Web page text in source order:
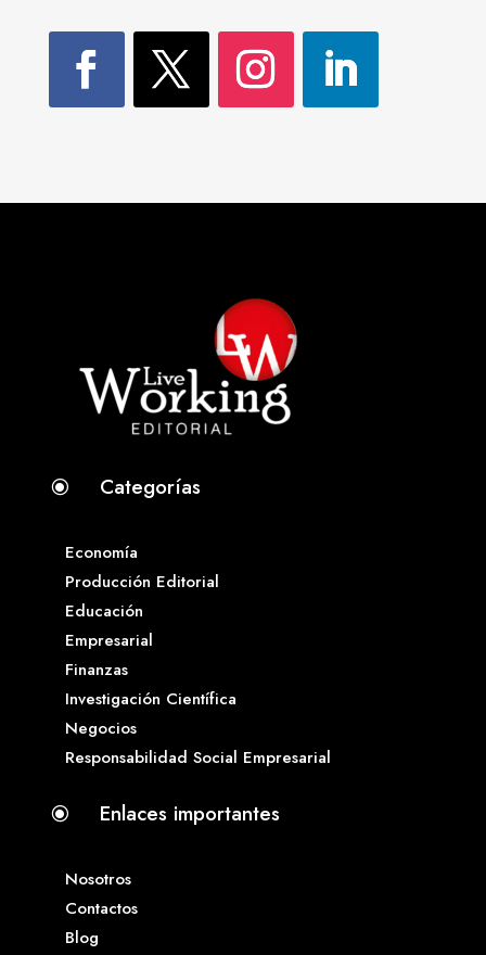
\ Categorías
Economía
Producción Editorial
Educación
Empresarial
Finanzas
Investigación Científica
Negocios
Responsabilidad Social Empresarial
\ Enlaces importantes
Nosotros
Contactos
Blog